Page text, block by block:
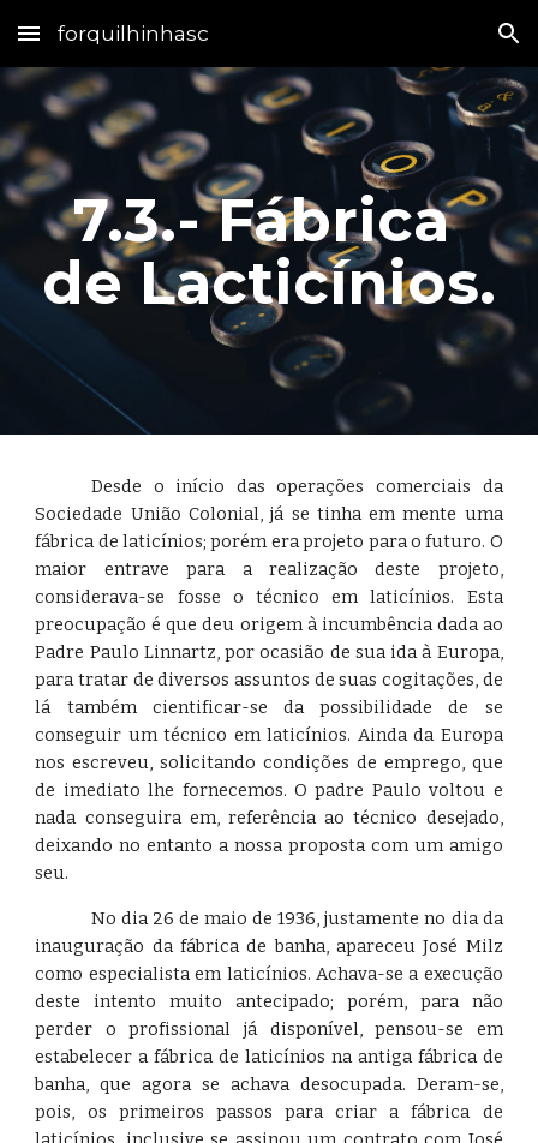
Skip to main content Skip to navigation
forquilhinhasc
7.3.- Fábrica
de Lacticínios.
Desde o início das operações comerciais da
Sociedade União Colonial, já se tinha em mente uma
fábrica de laticínios; porém era projeto para o futuro. O
maior entrave para a realização deste projeto,
considerava-se fosse o técnico em laticínios. Esta
preocupação é que deu origem à incumbência dada ao
Padre Paulo Linnartz, por ocasião de sua ida à Europa,
para tratar de diversos assuntos de suas cogitações, de
lá também cientificar-se da possibilidade de se
conseguir um técnico em laticínios. Ainda da Europa
nos escreveu, solicitando condições de emprego, que
de imediato lhe fornecemos. O padre Paulo voltou e
nada conseguira em, referência ao técnico desejado,
deixando no entanto a nossa proposta com um amigo
seu.
No dia 26 de maio de 1936, justamente no dia da
inauguração da fábrica de banha, apareceu José Milz
como especialista em laticínios. Achava-se a execução
deste intento muito antecipado; porém, para não
perder o profissional já disponível, pensou-se em
estabelecer a fábrica de laticínios na antiga fábrica de
banha, que agora se achava desocupada. Deram-se,
pois, os primeiros passos para criar a fábrica de